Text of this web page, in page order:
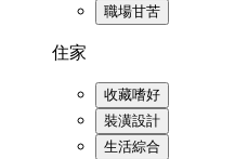
職場甘苦
住家
收藏嗜好
裝潢設計
生活綜合